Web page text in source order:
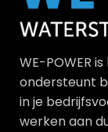
WE-POWER
ondersteunt
in je
werken aan